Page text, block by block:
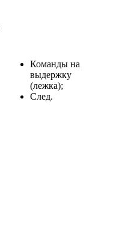
Команды на
выдержку
(лежка);
След.